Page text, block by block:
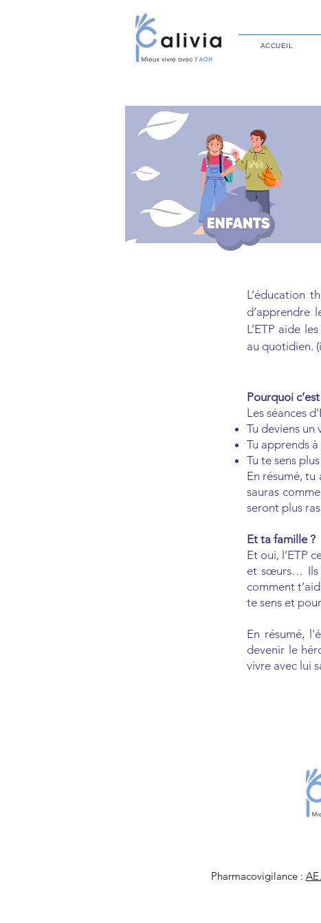
ACCUEIL
L’éducation
d’apprendre
L’ETP aide
au quotidien.
Pourquoi
Les séances
Tu deviens un
Tu apprends
Tu te sens
En résumé,
sauras
seront plus
Et ta famille ?
Et oui, l’ETP
et sœurs… Ils
comment
te sens et
En résumé,
devenir le
vivre avec lui
Pharmacovigilance :